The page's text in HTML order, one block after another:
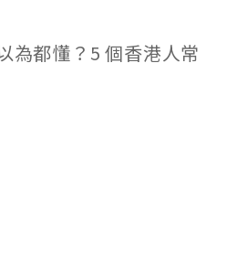
為都懂？5 個香港人常